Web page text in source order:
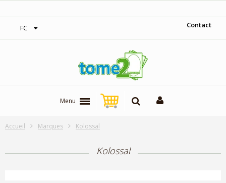
FC Contact
Menu
Accueil Marques Kolossal
Kolossal